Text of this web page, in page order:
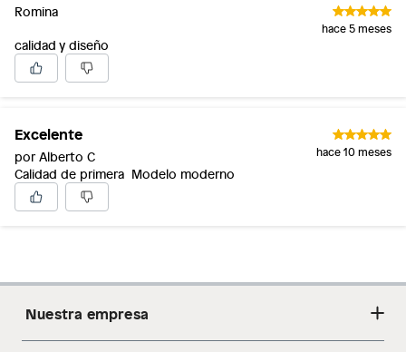
Romina
hace 5 meses
calidad y diseño
Excelente
por Alberto C hace 10 meses
Calidad de primera Modelo moderno
Nuestra empresa